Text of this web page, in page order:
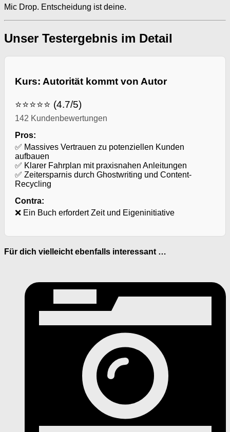
Mic Drop. Entscheidung ist deine.
Unser Testergebnis im Detail
Kurs: Autorität kommt von Autor
⭐⭐⭐⭐⭐ (4.7/5)
142 Kundenbewertungen
Pros:
✅ Massives Vertrauen zu potenziellen Kunden
aufbauen
✅ Klarer Fahrplan mit praxisnahen Anleitungen
✅ Zeitersparnis durch Ghostwriting und Content-
Recycling
Contra:
❌ Ein Buch erfordert Zeit und Eigeninitiative
Für dich vielleicht ebenfalls interessant …